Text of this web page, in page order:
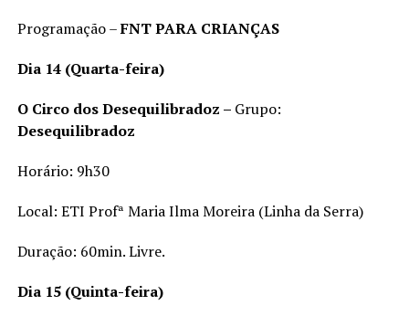
Programação –FNT PARA CRIANÇAS
Dia 14 (Quarta-feira)
O Circo dos Desequilibradoz – Grupo:
Desequilibradoz
Horário: 9h30
Local: ETI Profª Maria Ilma Moreira (Linha da Serra)
Duração: 60min. Livre.
Dia 15 (Quinta-feira)